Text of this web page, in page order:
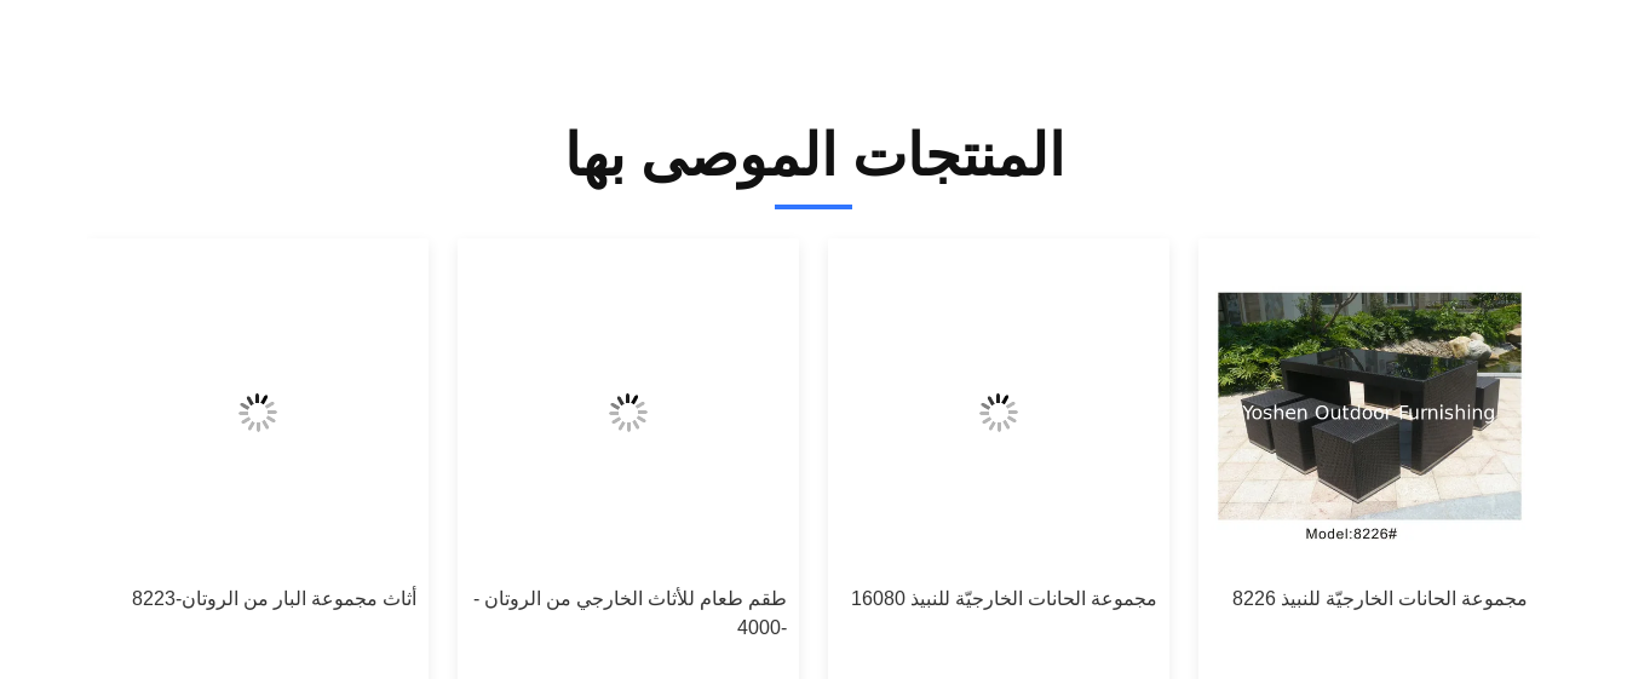
المنتجات الموصى بها
مجموعة الحانات الخارجيّة للنبيذ 8226 مجموعة الحانات الخارجيّة للنبيذ 16080
طقم طعام للأثاث الخارجي من الروتان -
-4000
أثاث مجموعة البار من الروتان-8223